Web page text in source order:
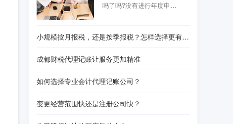
吗了吗?没有进行年度申报
取消，改为企业年度报告
公示时间是每年的1月1日-6
位创业者们准备了一份操
悉怎样操作的人作为参
小规模按月报税，还是按季报税？怎样选择更有利？
成都财税代理记账让服务更加精准
如何选择专业会计代理记账公司？
变更经营范围快还是注册公司快？